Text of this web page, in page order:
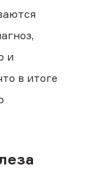
и
в итоге